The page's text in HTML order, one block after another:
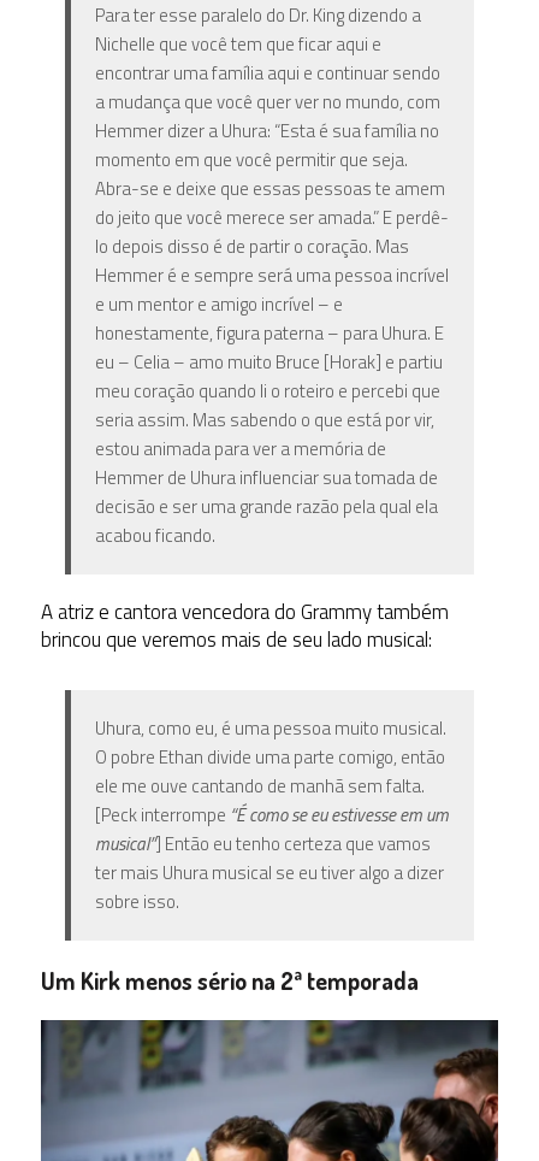
Para ter esse paralelo do Dr. King dizendo a
Nichelle que você tem que ficar aqui e
encontrar uma família aqui e continuar sendo
a mudança que você quer ver no mundo, com
Hemmer dizer a Uhura: “Esta é sua família no
momento em que você permitir que seja.
Abra-se e deixe que essas pessoas te amem
do jeito que você merece ser amada.” E perdê-
lo depois disso é de partir o coração. Mas
Hemmer é e sempre será uma pessoa incrível
e um mentor e amigo incrível – e
honestamente, figura paterna – para Uhura. E
eu – Celia – amo muito Bruce [Horak] e partiu
meu coração quando li o roteiro e percebi que
seria assim. Mas sabendo o que está por vir,
estou animada para ver a memória de
Hemmer de Uhura influenciar sua tomada de
decisão e ser uma grande razão pela qual ela
acabou ficando.
A atriz e cantora vencedora do Grammy também
brincou que veremos mais de seu lado musical:
Uhura, como eu, é uma pessoa muito musical.
O pobre Ethan divide uma parte comigo, então
ele me ouve cantando de manhã sem falta.
[Peck interrompe “É como se eu estivesse em um
musical”] Então eu tenho certeza que vamos
ter mais Uhura musical se eu tiver algo a dizer
sobre isso.
Um Kirk menos sério na 2ª temporada